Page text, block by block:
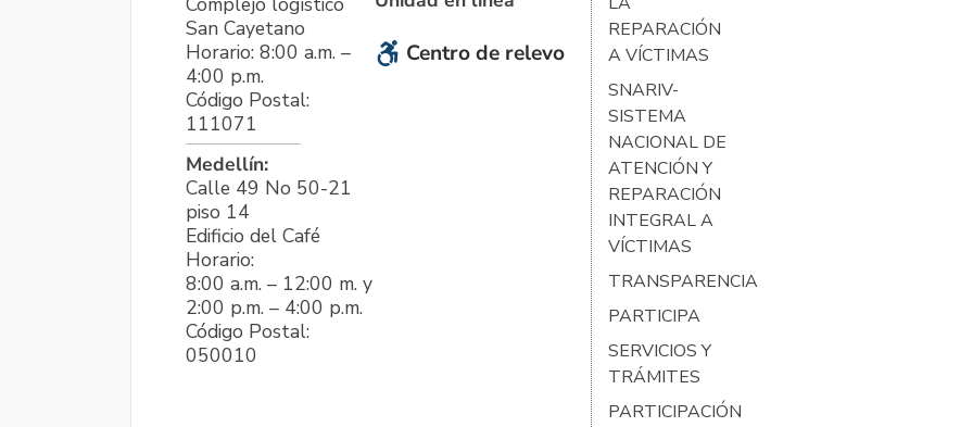
San Cayetano
Horario: 8:00 a.m. –
4:00 p.m.
Código Postal:
111071
Medellín:
Calle 49 No 50-21
piso 14
Edificio del Café
Horario:
8:00 a.m. – 12:00 m. y
2:00 p.m. – 4:00 p.m.
Código Postal:
050010
Centro de relevo
REPARACIÓN
A VÍCTIMAS
SNARIV-
SISTEMA
NACIONAL DE
ATENCIÓN Y
REPARACIÓN
INTEGRAL A
VÍCTIMAS
TRANSPARENCIA
PARTICIPA
SERVICIOS Y
TRÁMITES
PARTICIPACIÓN